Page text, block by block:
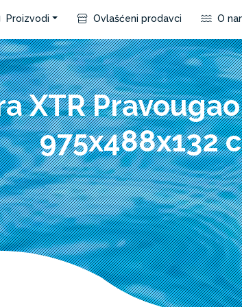
Proizvodi Ovlašćeni prodavci O
XTR
975x488x132